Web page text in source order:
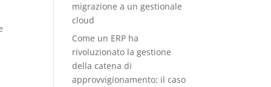
migrazione a un gestionale
cloud
Come un ERP ha
rivoluzionato la gestione
della catena di
approvvigionamento: il caso